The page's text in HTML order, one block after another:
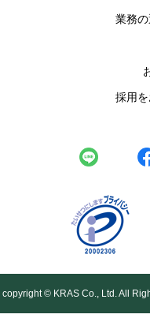
業務
採用
copyright © KRAS Co., Ltd. All